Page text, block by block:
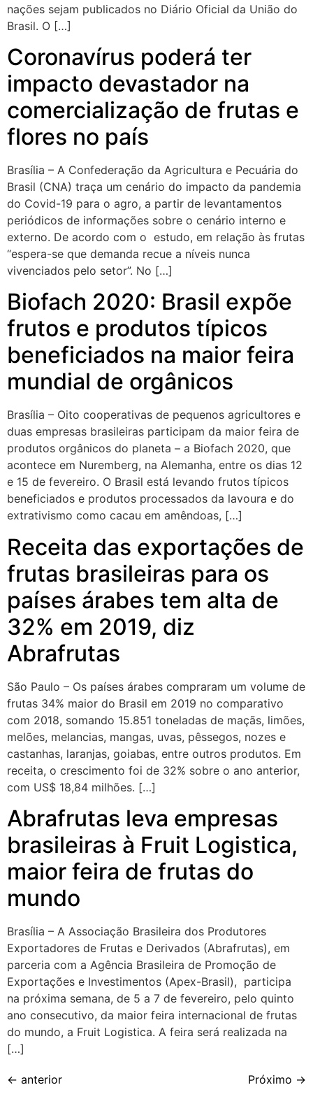
nações sejam publicados no Diário Oficial da União do
Brasil. O […]
Coronavírus poderá ter
impacto devastador na
comercialização de frutas e
flores no país
Brasília – A Confederação da Agricultura e Pecuária do
Brasil (CNA) traça um cenário do impacto da pandemia
do Covid-19 para o agro, a partir de levantamentos
periódicos de informações sobre o cenário interno e
externo. De acordo com o estudo, em relação às frutas
“espera-se que demanda recue a níveis nunca
vivenciados pelo setor”. No […]
Biofach 2020: Brasil expõe
frutos e produtos típicos
beneficiados na maior feira
mundial de orgânicos
Brasília – Oito cooperativas de pequenos agricultores e
duas empresas brasileiras participam da maior feira de
produtos orgânicos do planeta – a Biofach 2020, que
acontece em Nuremberg, na Alemanha, entre os dias 12
e 15 de fevereiro. O Brasil está levando frutos típicos
beneficiados e produtos processados da lavoura e do
extrativismo como cacau em amêndoas, […]
Receita das exportações de
frutas brasileiras para os
países árabes tem alta de
32% em 2019, diz
Abrafrutas
São Paulo – Os países árabes compraram um volume de
frutas 34% maior do Brasil em 2019 no comparativo
com 2018, somando 15.851 toneladas de maçãs, limões,
melões, melancias, mangas, uvas, pêssegos, nozes e
castanhas, laranjas, goiabas, entre outros produtos. Em
receita, o crescimento foi de 32% sobre o ano anterior,
com US$ 18,84 milhões. […]
Abrafrutas leva empresas
brasileiras à Fruit Logistica,
maior feira de frutas do
mundo
Brasília – A Associação Brasileira dos Produtores
Exportadores de Frutas e Derivados (Abrafrutas), em
parceria com a Agência Brasileira de Promoção de
Exportações e Investimentos (Apex-Brasil), participa
na próxima semana, de 5 a 7 de fevereiro, pelo quinto
ano consecutivo, da maior feira internacional de frutas
do mundo, a Fruit Logistica. A feira será realizada na
[…]
← anterior Próximo →